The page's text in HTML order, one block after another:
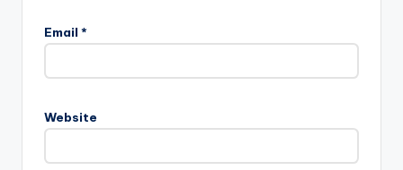
Email *
Website